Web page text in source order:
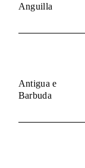
Anguilla
Antigua e
Barbuda